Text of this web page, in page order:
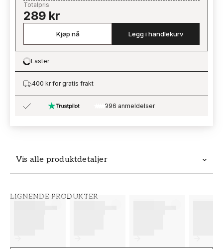
Vis alle produktdetaljer
LIGNENDE PRODUKTER
Totalpris
289 kr
Kjøp nå Legg i handlekurv
Loading…
Laster
400 kr for gratis frakt
996 anmeldelser